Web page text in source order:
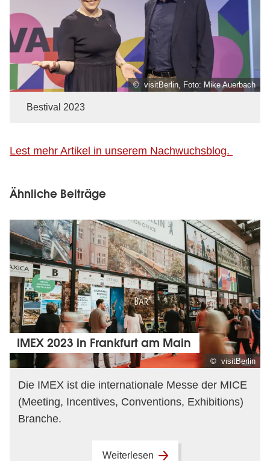
© visitBerlin, Foto: Mike Auerbach
Bestival 2023
Lest mehr Artikel in unserem Nachwuchsblog.
Ähnliche Beiträge
© visitBerlin
IMEX 2023 in Frankfurt am Main
Die IMEX ist die internationale Messe der MICE
(Meeting, Incentives, Conventions, Exhibitions)
Branche.
Weiterlesen